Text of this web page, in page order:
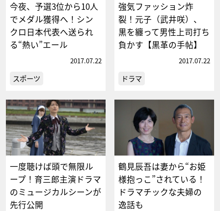
今夜、予選3位から10人
でメダル獲得へ！シン
クロ日本代表へ送られ
る“熱い”エール
2017.07.22
スポーツ
強気ファッション炸
裂！元子（武井咲）、
黒を纏って男性上司打ち
負かす【黒革の手帖】
2017.07.22
ドラマ
一度聴けば頭で無限ル
ープ！育三郎主演ドラマ
のミュージカルシーンが
先行公開
鶴見辰吾は妻から“お姫
様抱っこ”されている！
ドラマチックな夫婦の
逸話も